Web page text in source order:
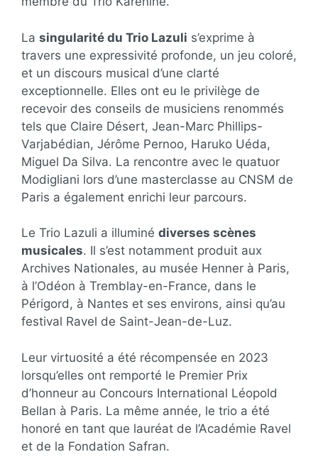
La singularité du Trio Lazuli s’exprime à
travers une expressivité profonde, un jeu coloré,
et un discours musical d’une clarté
exceptionnelle. Elles ont eu le privilège de
recevoir des conseils de musiciens renommés
tels que Claire Désert, Jean-Marc Phillips-
Varjabédian, Jérôme Pernoo, Haruko Uéda,
Miguel Da Silva. La rencontre avec le quatuor
Modigliani lors d’une masterclasse au CNSM de
Paris a également enrichi leur parcours.
Le Trio Lazuli a illuminé diverses scènes
musicales. Il s’est notamment produit aux
Archives Nationales, au musée Henner à Paris,
à l’Odéon à Tremblay-en-France, dans le
Périgord, à Nantes et ses environs, ainsi qu’au
festival Ravel de Saint-Jean-de-Luz.
Leur virtuosité a été récompensée en 2023
lorsqu’elles ont remporté le Premier Prix
d’honneur au Concours International Léopold
Bellan à Paris. La même année, le trio a été
honoré en tant que lauréat de l’Académie Ravel
et de la Fondation Safran.